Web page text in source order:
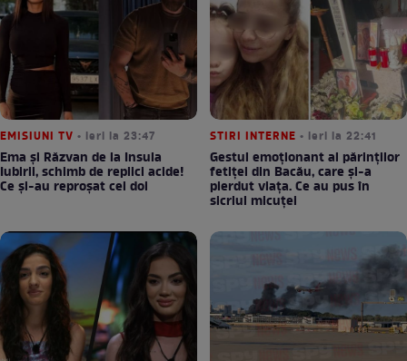
EMISIUNI TV • ieri la 23:47
Ema și Răzvan de la Insula
Iubirii, schimb de replici acide!
Ce și-au reproșat cei doi
STIRI INTERNE • ieri la 22:41
Gestul emoționant al părinților
fetiței din Bacău, care și-a
pierdut viața. Ce au pus în
sicriul micuței